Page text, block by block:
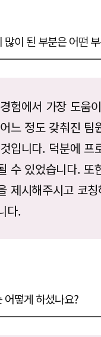
이 된 부분은 어떤
험에서 가장 도움
느 정도 갖춰진 팀
입니다. 덕분에 프
수 있었습니다. 또
제시해주시고 코
다.
어떻게 하셨나요?